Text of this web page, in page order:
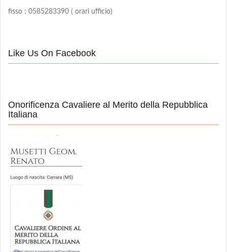
fisso : 0585283390 ( orari ufficio)
Like Us On Facebook
Onorificenza Cavaliere al Merito della Repubblica
Italiana